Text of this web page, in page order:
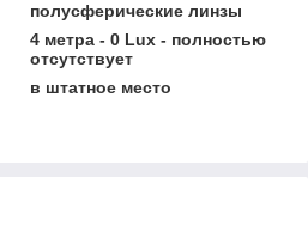
полусферические линзы
4 метра - 0 Lux - полностью
отсутствует
в штатное место